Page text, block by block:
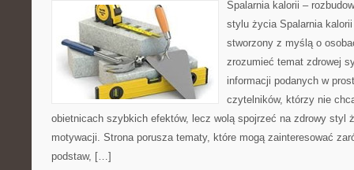
Spalarnia kalorii –
stylu życia Spalarnia
stworzony z myślą o
zrozumieć temat zdrowej
informacji podanych w
czytelników, którzy nie
obietnicach szybkich efektów, lecz wolą spojrzeć na zdrowy styl
motywacji. Strona porusza tematy, które mogą zainteresować
podstaw, […]